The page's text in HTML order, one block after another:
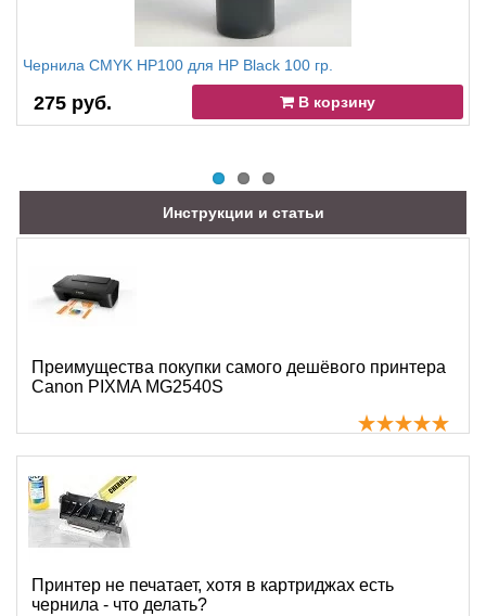
Чернила CMYK HP100 для HP Black 100 гр.
275 руб. В корзину
Инструкции и статьи
Преимущества покупки самого дешёвого принтера
Canon PIXMA MG2540S
Принтер не печатает, хотя в картриджах есть
чернила - что делать?